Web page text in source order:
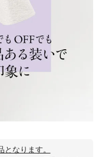
なります。